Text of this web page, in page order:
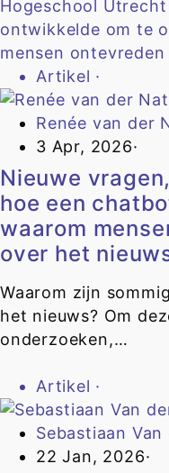
Artikel ·
Renée van der
3 Apr, 2026·
Nieuwe
hoe een
waarom
over het
Waarom zijn
het nieuws? Om
onderzoeken,…
Artikel ·
Sebastiaan
22 Jan, 2026·